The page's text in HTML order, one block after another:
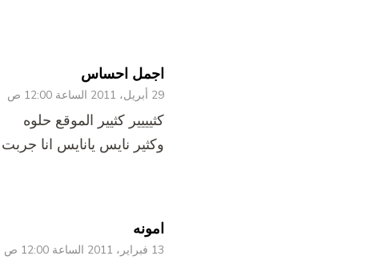
اجمل احساس
29 أبريل، 2011 الساعة 12:00 ص
كثيييير كثيير الموقع حلوه
وكثير نايس يانايس انا
امونه
13 فبراير، 2011 الساعة 12:00 ص